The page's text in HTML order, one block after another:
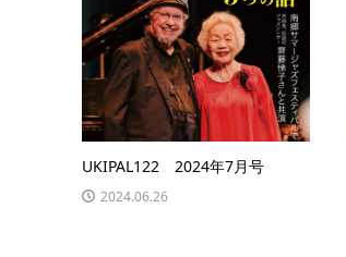
UKIPAL122 2024年7月号
2024.06.26